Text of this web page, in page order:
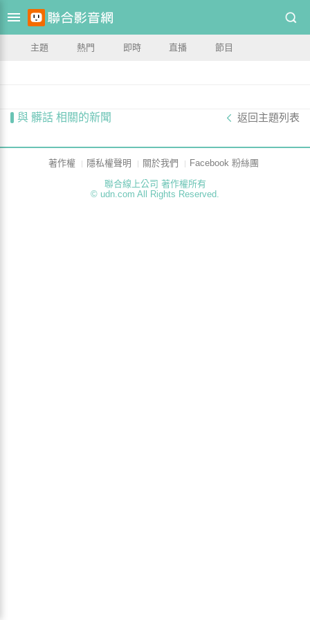
主題 熱門 即時 直播 節目
與 髒話 相關的新聞 返回主題列表
著作權 隱私權聲明 關於我們
Facebook 粉絲團
聯合線上公司 著作權所有
© udn.com All Rights Reserved.